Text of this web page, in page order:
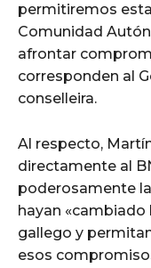
permitiremos
Comunidad
afrontar
corresponden al
conselleira.
Al respecto,
directamente al
poderosamente
hayan
gallego y
esos